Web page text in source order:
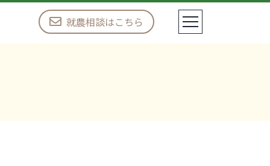
就農相談はこちら